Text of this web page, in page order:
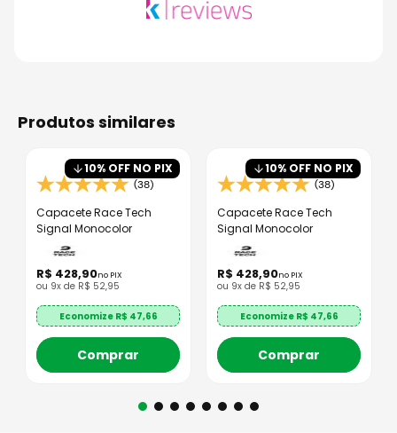
produtos similares
10% OFF NO PIX
(38)
Capacete Race Tech
Signal Monocolor
R$ 428,90no PIX
ou 9x de R$ 52,95
Economize R$ 47,66
Comprar
10% OFF NO PIX
(38)
Capacete Race Tech
Signal Monocolor
R$ 428,90no PIX
ou 9x de R$ 52,95
Economize R$ 47,66
Comprar